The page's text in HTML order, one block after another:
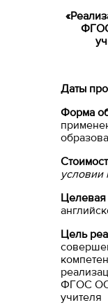
Даты
Форма
условии
Целевая
Цель
ФГОС
учителя